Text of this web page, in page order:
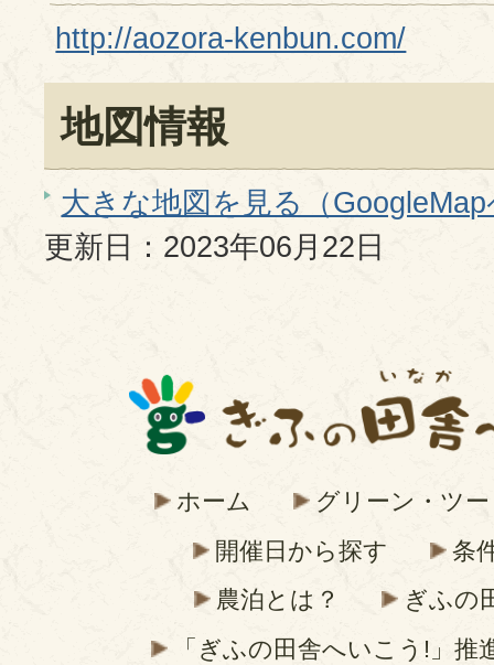
http://aozora-kenbun.com/
地図情報
大きな地図を見る（
更新日：2023年06月22日
ホーム
グリーン・ツ
開催日から探す
条
農泊とは？
ぎふの
「ぎふの田舎へいこう!」推